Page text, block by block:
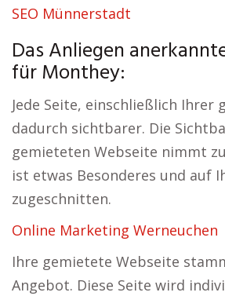
SEO Münnerstadt
Das Anliegen
für Monthey:
Jede Seite, einschließlich Ihrer
dadurch sichtbarer. Die
gemieteten Webseite nimmt
ist etwas Besonderes und auf
zugeschnitten.
Online Marketing Werneuchen
Ihre gemietete Webseite
Angebot. Diese Seite wird